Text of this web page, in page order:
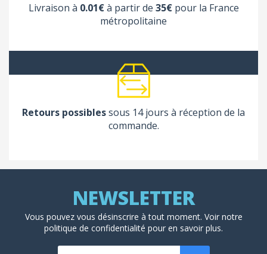
Livraison à 0.01€à partir de 35€pour la France
métropolitaine
Retours possiblessous 14 jours à réception de la
commande.
Vous pouvez vous désinscrire à tout moment. Voir notre
politique de confidentialité pour en savoir plus.